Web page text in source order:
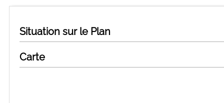
Situation sur le Plan
Carte